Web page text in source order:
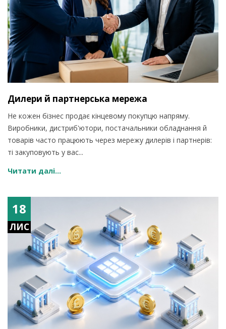
Дилери й партнерська мережа
Не кожен бізнес продає кінцевому покупцю напряму.
Виробники, дистриб'ютори, постачальники обладнання й
товарів часто працюють через мережу дилерів і партнерів:
ті закуповують у вас...
Читати далі...
18
ЛИС